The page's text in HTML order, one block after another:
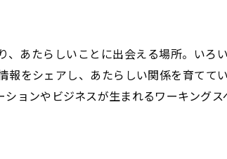
、あたらしいことに出会える場所。いろ
報をシェアし、あたらしい関係を育てて
ョンやビジネスが生まれるワーキングス